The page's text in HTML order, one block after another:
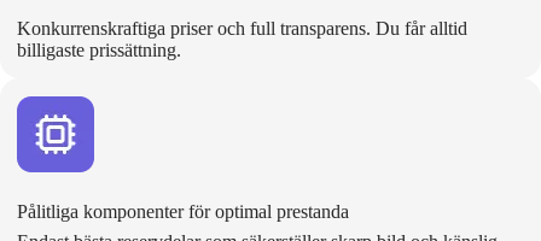
Konkurrenskraftiga priser och full transparens. Du får alltid
billigaste prissättning.
Pålitliga komponenter för optimal prestanda